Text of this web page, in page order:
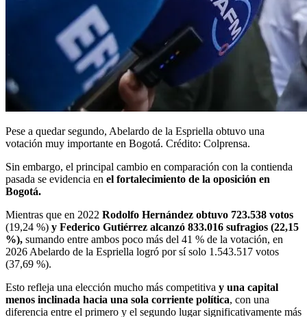
Pese a quedar segundo, Abelardo de la Espriella obtuvo una
votación muy importante en Bogotá. Crédito: Colprensa.
Sin embargo, el principal cambio en comparación con la contienda
pasada se evidencia en el fortalecimiento de la oposición en
Bogotá.
Mientras que en 2022 Rodolfo Hernández obtuvo 723.538 votos
(19,24 %) y Federico Gutiérrez alcanzó 833.016 sufragios (22,15
%), sumando entre ambos poco más del 41 % de la votación, en
2026 Abelardo de la Espriella logró por sí solo 1.543.517 votos
(37,69 %).
Esto refleja una elección mucho más competitiva y una capital
menos inclinada hacia una sola corriente política, con una
diferencia entre el primero y el segundo lugar significativamente más